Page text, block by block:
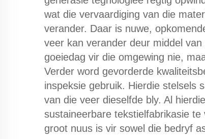
wat die vervaardiging van die
verander. Daar is nuwe,
veer kan verander deur middel
goeiedag vir die omgewing nie,
Verder word gevorderde
inspeksie gebruik. Hierdie stelsels
van die veer dieselfde bly. Al
sustaineerbare tekstielfabrikasie
groot nuus is vir sowel die bedryf